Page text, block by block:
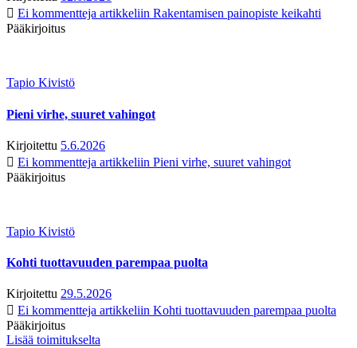
Ei kommentteja artikkeliin Rakentamisen painopiste keikahti
Pääkirjoitus
Tapio Kivistö
Pieni virhe, suuret vahingot
Kirjoitettu 5.6.2026
Ei kommentteja artikkeliin Pieni virhe, suuret vahingot
Pääkirjoitus
Tapio Kivistö
Kohti tuottavuuden parempaa puolta
Kirjoitettu 29.5.2026
Ei kommentteja artikkeliin Kohti tuottavuuden parempaa puolta
Pääkirjoitus
Lisää toimitukselta